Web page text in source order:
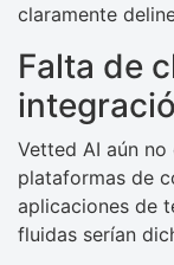
claramente
Falta de
Vetted AI aún
plataformas de
aplicaciones de
fluidas serían